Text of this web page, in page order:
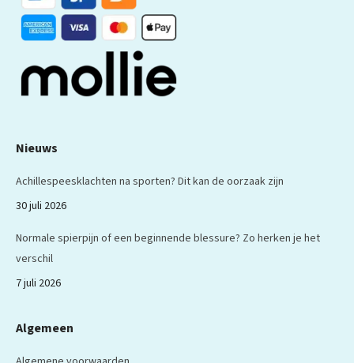
nieuw
venster
nieuw
venster
nieuw
venster
nieuw
venster
nieuw
venster
Nieuws
Achillespeesklachten na sporten? Dit kan de oorzaak zijn
30 juli 2026
Normale spierpijn of een beginnende blessure? Zo herken je het
verschil
7 juli 2026
Algemeen